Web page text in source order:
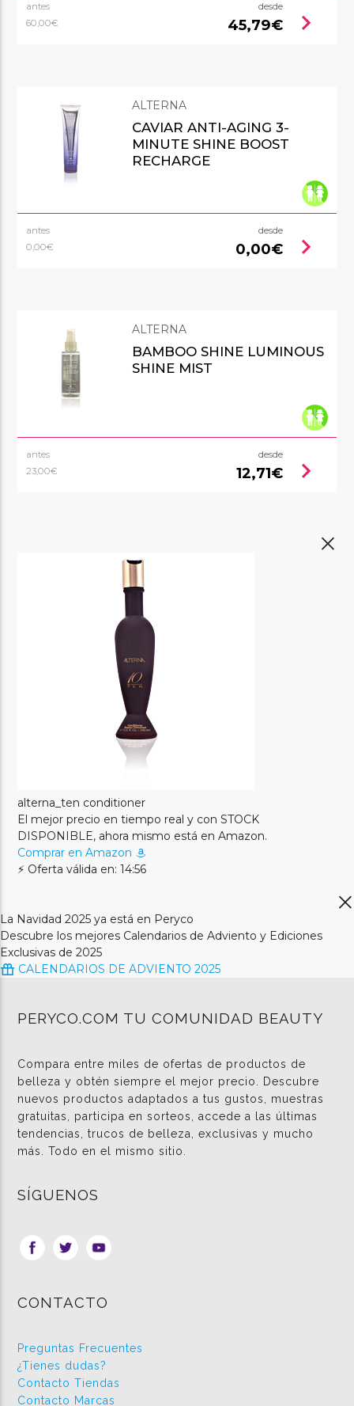
antes
60,00€
desde
45,79€ chevron_right
ALTERNA
CAVIAR ANTI-AGING 3-
MINUTE SHINE BOOST
RECHARGE
antes
0,00€
desde
0,00€ chevron_right
ALTERNA
BAMBOO SHINE LUMINOUS
SHINE MIST
antes
23,00€
desde
12,71€ chevron_right
alterna_ten conditioner
El mejor precio en tiempo real y con STOCK
DISPONIBLE, ahora mismo está en Amazon.
Comprar en Amazon
⚡ Oferta válida en: 14:56
La Navidad 2025 ya está en Peryco
Descubre los mejores Calendarios de Adviento y Ediciones
Exclusivas de 2025
CALENDARIOS DE ADVIENTO 2025
PERYCO.COM TU COMUNIDAD BEAUTY
Compara entre miles de ofertas de productos de
belleza y obtén siempre el mejor precio. Descubre
nuevos productos adaptados a tus gustos, muestras
gratuitas, participa en sorteos, accede a las últimas
tendencias, trucos de belleza, exclusivas y mucho
más. Todo en el mismo sitio.
SÍGUENOS
CONTACTO
Preguntas Frecuentes
¿Tienes dudas?
Contacto Tiendas
Contacto Marcas